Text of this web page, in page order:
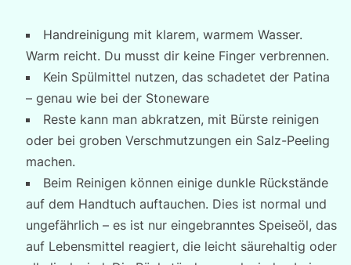
Handreinigung mit klarem, warmem Wasser.
Warm reicht. Du musst dir keine Finger verbrennen.
Kein Spülmittel nutzen, das schadetet der Patina
– genau wie bei der Stoneware
Reste kann man abkratzen, mit Bürste reinigen
oder bei groben Verschmutzungen ein Salz-Peeling
machen.
Beim Reinigen können einige dunkle Rückstände
auf dem Handtuch auftauchen. Dies ist normal und
ungefährlich – es ist nur eingebranntes Speiseöl, das
auf Lebensmittel reagiert, die leicht säurehaltig oder